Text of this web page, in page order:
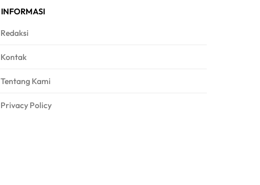
INFORMASI
Redaksi
Kontak
Tentang Kami
Privacy Policy